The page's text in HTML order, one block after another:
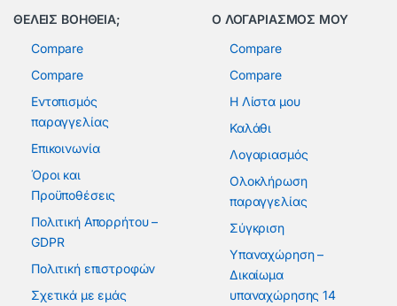
ΘΕΛΕΙΣ ΒΟΗΘΕΙΑ;
Compare
Compare
Εντοπισμός
παραγγελίας
Επικοινωνία
Όροι και
Προϋποθέσεις
Πολιτική Απορρήτου –
GDPR
Πολιτική επιστροφών
Σχετικά με εμάς
Ο ΛΟΓΑΡΙΑΣΜΟΣ ΜΟΥ
Compare
Compare
Η Λίστα μου
Καλάθι
Λογαριασμός
Ολοκλήρωση
παραγγελίας
Σύγκριση
Υπαναχώρηση –
Δικαίωμα
υπαναχώρησης 14